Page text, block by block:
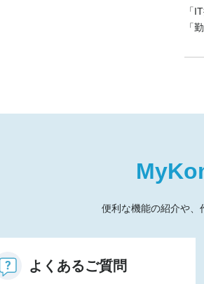
「
「
便利な機能の紹介や、
よくあるご質問